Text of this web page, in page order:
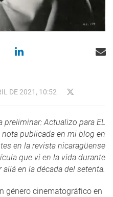
DE 2021, 10:52
preliminar: Actualizo para EL
nota publicada en mi blog en
en la revista nicaragüense
que vi en la vida durante
allá en la década del setenta.
género cinematográfico en